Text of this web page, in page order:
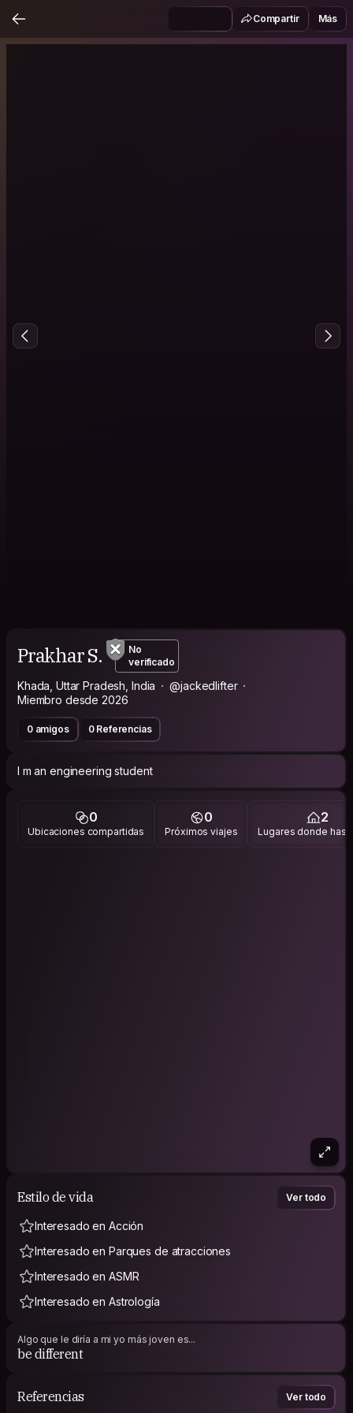
Compartir Más
Prakhar S.
No
verificado
Khada, Uttar Pradesh, India
@jackedlifter
Miembro desde 2026
0 amigos 0 Referencias
I m an engineering student
0
Ubicaciones compartidas
0
Próximos viajes
2
Lugares donde has
Estilo de vida Ver todo
Interesado en Acción
Interesado en Parques de atracciones
Interesado en ASMR
Interesado en Astrología
Algo que le diría a mi yo más joven es...
be different
Referencias Ver todo